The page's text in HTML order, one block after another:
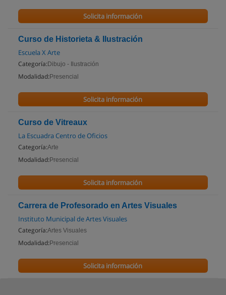
Solicita información
Curso de Historieta & Ilustración
Escuela X Arte
Categoría: Dibujo - Ilustración
Modalidad: Presencial
Solicita información
Curso de Vitreaux
La Escuadra Centro de Oficios
Categoría:Arte
Modalidad: Presencial
Solicita información
Carrera de Profesorado en Artes Visuales
Instituto Municipal de Artes Visuales
Categoría:Artes Visuales
Modalidad: Presencial
Solicita información